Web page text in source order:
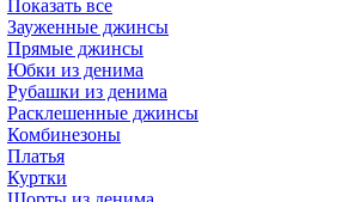
Показать все
Зауженные джинсы
Прямые джинсы
Юбки из денима
Рубашки из денима
Расклешенные джинсы
Комбинезоны
Платья
Куртки